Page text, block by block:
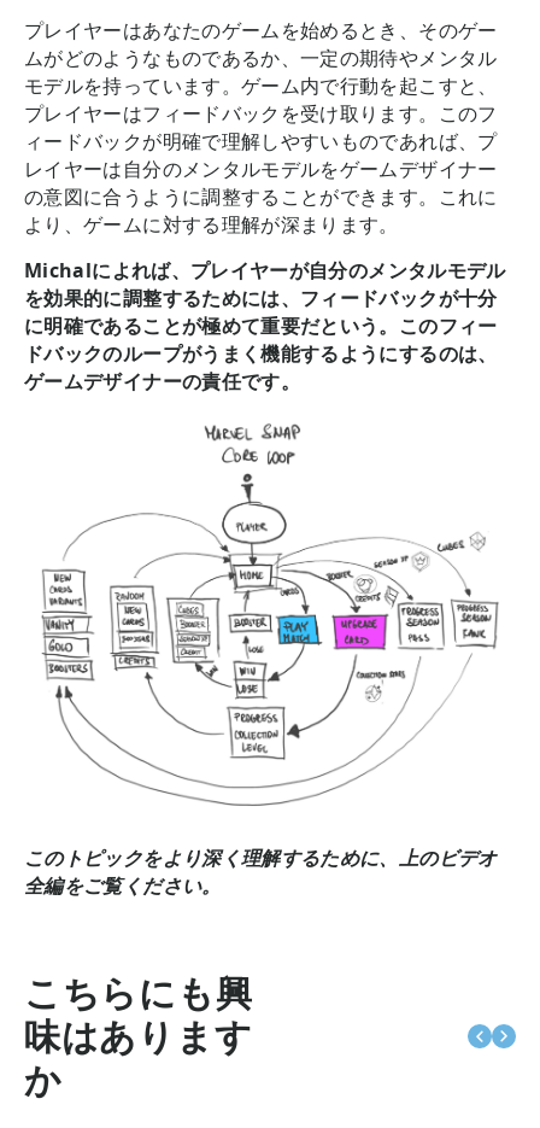
プレイヤーはあなたのゲームを始めるとき、そのゲー
ムがどのようなものであるか、一定の期待やメンタル
モデルを持っています。ゲーム内で行動を起こすと、
プレイヤーはフィードバックを受け取ります。このフ
ィードバックが明確で理解しやすいものであれば、プ
レイヤーは自分のメンタルモデルをゲームデザイナー
の意図に合うように調整することができます。これに
より、ゲームに対する理解が深まります。
Michalによれば、プレイヤーが自分のメンタルモデル
を効果的に調整するためには、フィードバックが十分
に明確であることが極めて重要だという。このフィー
ドバックのループがうまく機能するようにするのは、
ゲームデザイナーの責任です。
このトピックをより深く理解するために、上のビデオ
全編をご覧ください。
こちらにも興
味はあります
か